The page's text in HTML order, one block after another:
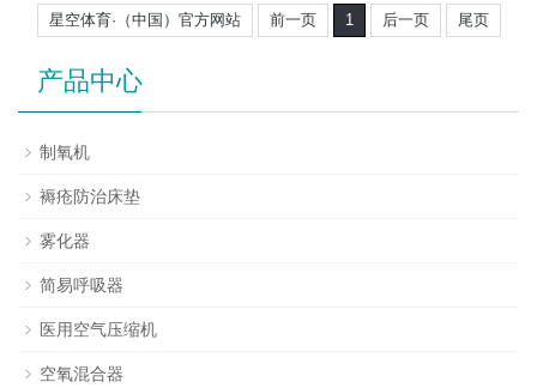
星空体育·（中国）官方网站 前一页 1 后一页 尾页
产品中心
制氧机
褥疮防治床垫
雾化器
简易呼吸器
医用空气压缩机
空氧混合器